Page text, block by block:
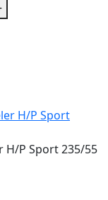
P Sport 235/55